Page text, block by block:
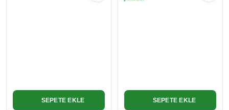
SEPETE EKLE SEPETE EKLE